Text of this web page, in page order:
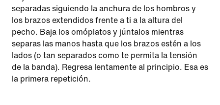
separadas siguiendo la anchura de los hombros y
los brazos extendidos frente a ti a la altura del
pecho. Baja los omóplatos y júntalos mientras
separas las manos hasta que los brazos estén a los
lados (o tan separados como te permita la tensión
de la banda). Regresa lentamente al principio. Esa es
la primera repetición.